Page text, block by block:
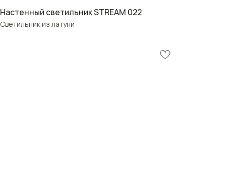
Настенный светильник STREAM 022
Светильник из латуни